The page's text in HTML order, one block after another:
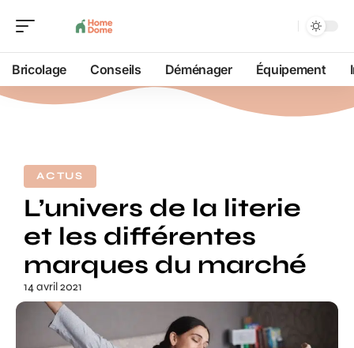
Bricolage Conseils Déménager Équipement
ACTUS
L’univers de la literie
et les différentes
marques du marché
14 avril 2021